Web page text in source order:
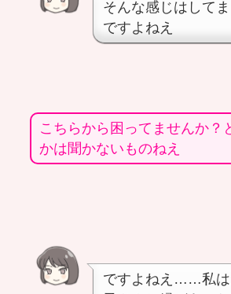
そんな感じはして
ですよねえ
こちらから困ってませんか？
かは聞かないものねえ
ですよねえ……私は